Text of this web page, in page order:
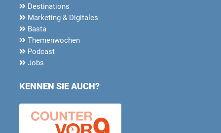
Destinations
Marketing & Digitales
Basta
Themenwochen
Podcast
Jobs
KENNEN SIE AUCH?